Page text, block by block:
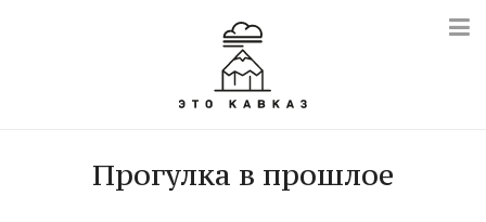
Прогулка в прошлое